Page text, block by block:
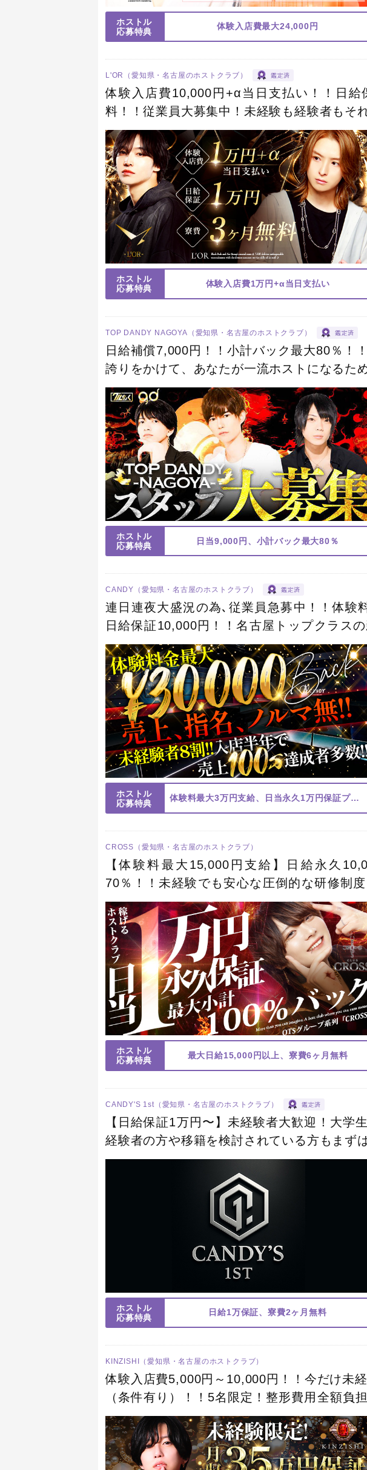
ホストル
応募特典
体験入店費最大24,000円
L'OR（愛知県・名古屋のホストクラブ）
体験入店費10,000円+α当日支払い！！日給
料！！従業員大募集中！未経験も経験者もそ
ますのでご連絡お待ちしております！
ホストル
応募特典
体験入店費1万円+α当日支払い
TOP DANDY NAGOYA（愛知県・名古屋のホストクラブ）
日給補償7,000円！！小計バック最大80％！
誇りをかけて、あなたが一流ホストになるた
客力やSNSでの発信力など歌舞伎町に負けな
ホストル
応募特典
日当9,000円、小計バック最大80％
CANDY（愛知県・名古屋のホストクラブ）
連日連夜大盛況の為､従業員急募中！！体験
日給保証10,000円！！名古屋トップクラス
テム・賞金制度！このチャンスを逃すな！！
ホストル
応募特典
体験料最大3万円支給、日当永久1万円保証プラスα
CROSS（愛知県・名古屋のホストクラブ）
【体験料最大15,000円支給】日給永久
70％！！未経験でも安心な圧倒的な研修制
ルマ、罰金、アルコールの強要は一切排除！
ホストル
応募特典
最大日給15,000円以上、寮費6ヶ月無料
CANDY'S 1st（愛知県・名古屋のホストクラブ）
【日給保証1万円〜】未経験者大歓迎！大学
経験者の方や移籍を検討されている方もまず
しております！！
ホストル
応募特典
日給1万保証、寮費2ヶ月無料
KINZISHI（愛知県・名古屋のホストクラブ）
体験入店費5,000円～10,000円！！今だけ未
（条件有り）！！5名限定！整形費用全額負
人生をフルサポートすることをお約束いたしま